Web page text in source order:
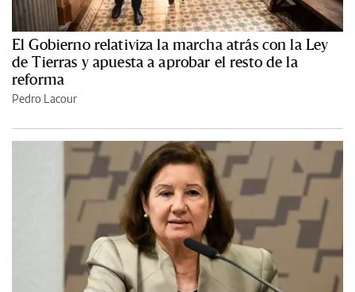
El Gobierno relativiza la marcha atrás con la Ley
de Tierras y apuesta a aprobar el resto de la
reforma
Pedro Lacour